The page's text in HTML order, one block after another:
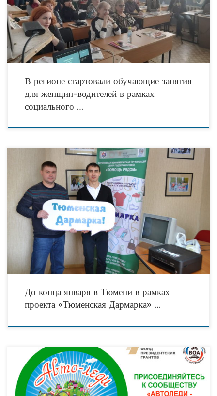
на территории юга Тюменской области региональным отделением
«Всероссийского
В регионе стартовали обучающие занятия
для женщин-водителей в рамках
социального …
Не успели завершиться продолжительные новогодние каникулы, а вещевой
обменник «Тюменская Дармарка» уже в полном объеме принимает
посетителей! Напомним, что социальный проект «Тюменская Дармарка:
программа развития
До конца января в Тюмени в рамках
проекта «Тюменская Дармарка» …